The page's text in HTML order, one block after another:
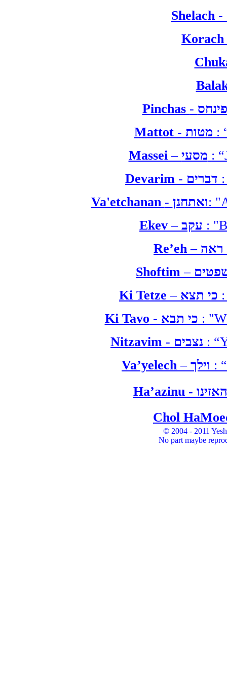
Shelach -
Korach
Pinchas -
Mattot -
:
Massei–
:
Devarim -
Va'etchanan - ואתחנן:
Ekev–
:
Re’eh–
Shoftim–
Ki Tetze – כי תצא
Ki Tavo - כי תבא :
Nitzavim - נצבים :
Va’yelech–
:
Ha’azinu -
Chol
© 2004 - 2011
No part maybe